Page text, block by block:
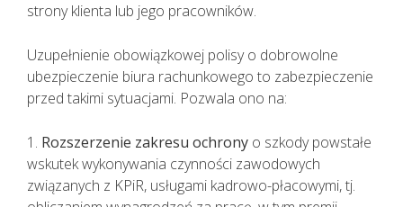
strony klienta lub jego pracowników.
Uzupełnienie obowiązkowej polisy o dobrowolne
ubezpieczenie biura rachunkowego to zabezpieczenie
przed takimi sytuacjami. Pozwala ono na:
1. Rozszerzenie zakresu ochrony o szkody powstałe
wskutek wykonywania czynności zawodowych
związanych z KPiR, usługami kadrowo-płacowymi, tj.